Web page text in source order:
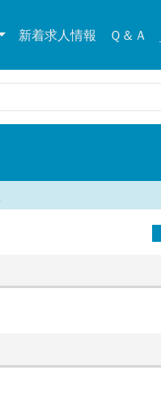
新着求人情報 Ｑ＆Ａ